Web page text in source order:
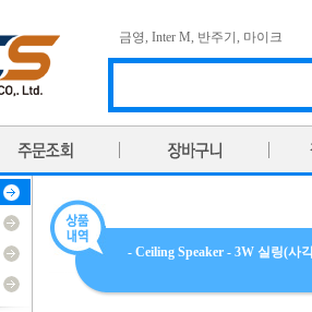
금영, Inter M, 반주기 , 마이크
- Ceiling Speaker - 3W 실링(사